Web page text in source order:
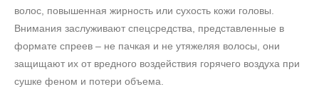
волос, повышенная жирность или сухость кожи головы.
Внимания заслуживают спецсредства, представленные в
формате спреев – не пачкая и не утяжеляя волосы, они
защищают их от вредного воздействия горячего воздуха при
сушке феном и потери объема.